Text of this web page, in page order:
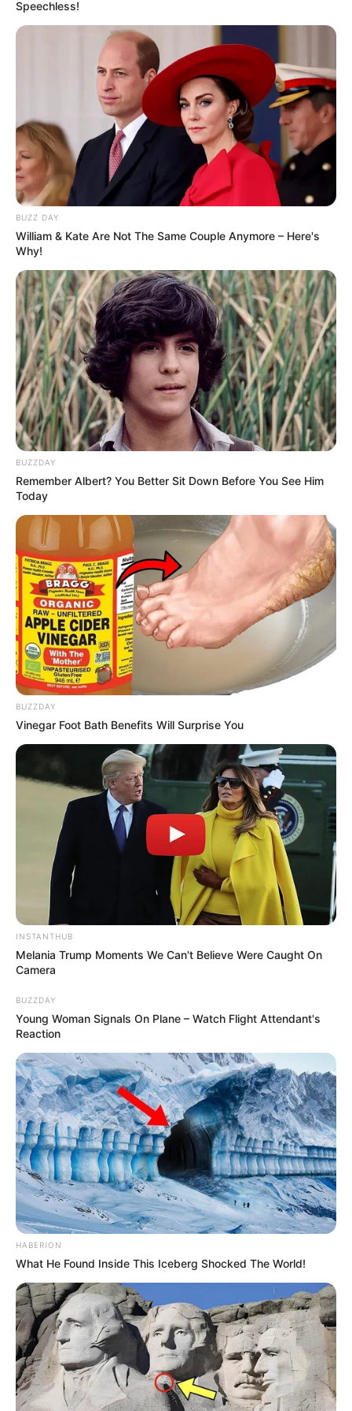
pontos fantasias que dão um efeito diferenciado
Veja também:
Vestido de Crochê com Gráfico + 37 Fotos Lindas
Como Fazer Bolsa de Crochê: Passo a Passo +37
Fotos
19 Pontos de crochê para blusas
Existem ospontos básicos
como a correntinha, o
ponto baixo, alto e suas variações como o meio
ponto alto, ponto alto duplo e ponto alto triplo.
Veja como fazer cada um:
Speechless!
BUZZ DAY
William & Kate Are Not The Same Couple Anymore – Here's
Why!
BUZZDAY
Remember Albert? You Better Sit Down Before You See Him
Today
BUZZDAY
Vinegar Foot Bath Benefits Will Surprise You
INSTANTHUB
Melania Trump Moments We Can't Believe Were Caught On
Camera
BUZZDAY
Young Woman Signals On Plane – Watch Flight Attendant's
Reaction
HABERION
What He Found Inside This Iceberg Shocked The World!